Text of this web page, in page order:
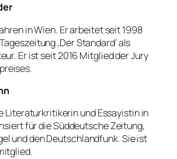
in Wien. Er arbeitet seit 1998
‚Der Standard‘ als
Er ist seit 2016 Mitglied der Jury
Literaturkritikerin und Essayistin in
für die Süddeutsche Zeitung,
und den Deutschlandfunk. Sie ist